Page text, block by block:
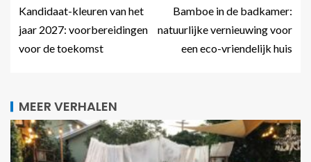
Kandidaat-kleuren van het
jaar 2027: voorbereidingen
voor de toekomst
Bamboe in de badkamer:
natuurlijke vernieuwing voor
een eco-vriendelijk huis
MEER VERHALEN